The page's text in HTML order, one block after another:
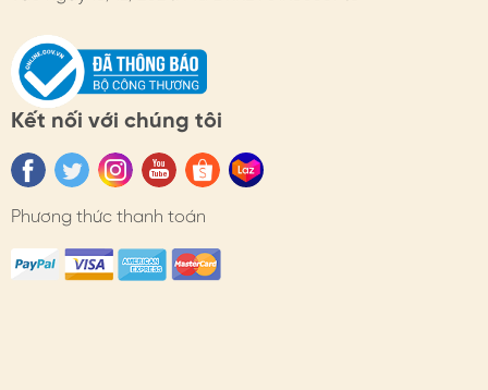
Website: https://himhipshop.vn/
Sho-pee: https://shope.ee/6A7T4PHxqs
Hotline: 0982066183
Tik.tok: www.tiktok.com/@himhip
VISIT US:
CS1: 216 Tây_Sơn - Hà Nội (Đối diện vườn hoa ĐH
THuỷ Lợi, cạnh Parson)
Kết nối với chúng tôi
Phương thức thanh toán